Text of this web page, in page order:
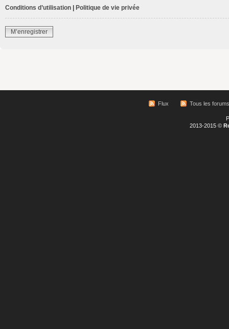
Conditions d’utilisation
Politique de vie privée
M’enregistrer
Flux Tous les forums
2013-2015 ©